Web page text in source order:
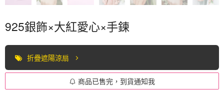
925銀飾×大紅愛心×手鍊
折疊遮陽涼扇
商品已售完，到貨通知我